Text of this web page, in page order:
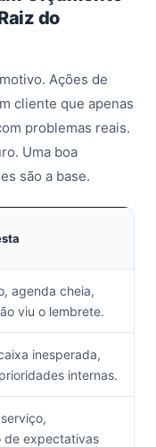
do
Ações de
cliente que apenas
problemas reais.
Uma boa
são a base.
agenda cheia,
viu o lembrete.
inesperada,
internas.
de expectativas